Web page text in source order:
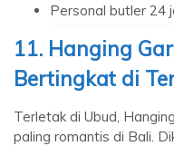
Personal butler 24
11. Hanging
Bertingkat di
Terletak di Ubud,
paling romantis di Bali.